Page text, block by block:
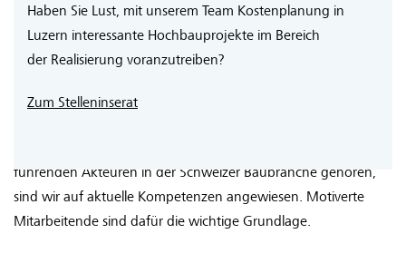
Wirklich gut ist nur, wer noch besser werden will. Deshalb
Mitarbeiterinnen und Mitarbeiter. Die Zukunft zeigt die
führenden Akteuren in der Schweizer Baubranche gehören,
sind wir auf aktuelle Kompetenzen angewiesen. Motiverte
Mitarbeitende sind dafür die wichtige Grundlage.
Haben Sie Lust, mit unserem Team Kostenplanung in
Luzern interessante Hochbauprojekte im Bereich
der Realisierung voranzutreiben?
Zum Stelleninserat